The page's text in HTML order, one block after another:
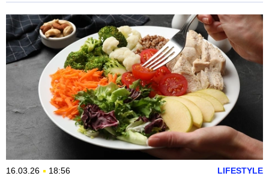
16.03.26 18:56 LIFESTYLE